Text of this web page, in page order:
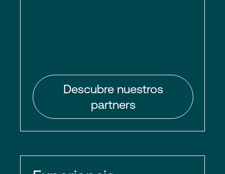
Descubre nuestros
partners